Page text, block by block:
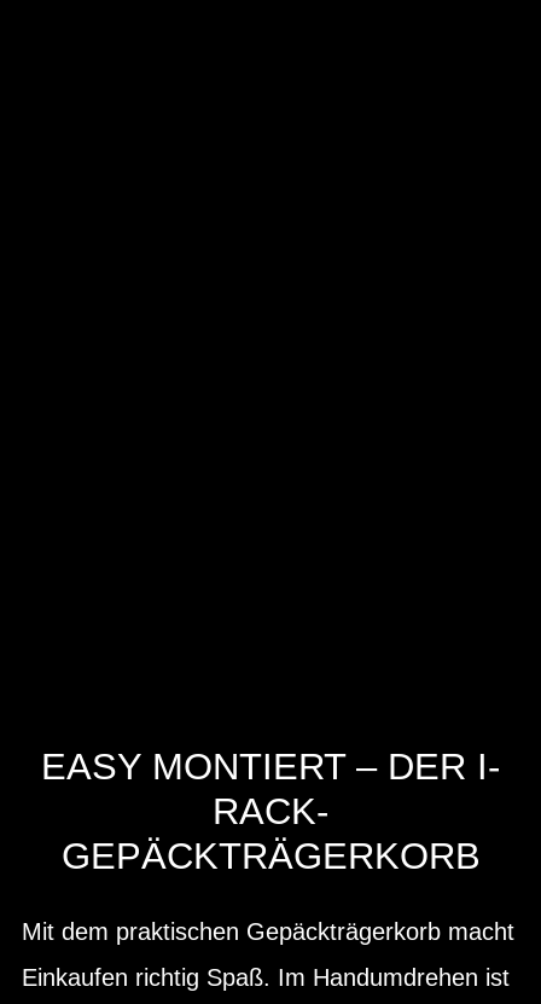
EASY MONTIERT – DER I-
RACK-
GEPÄCKTRÄGERKORB
Mit dem praktischen Gepäckträgerkorb macht
Einkaufen richtig Spaß. Im Handumdrehen ist